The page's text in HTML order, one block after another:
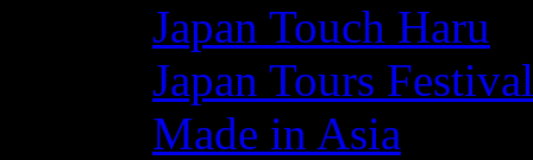
Japan Touch Haru
Japan Tours Festival
Made in Asia